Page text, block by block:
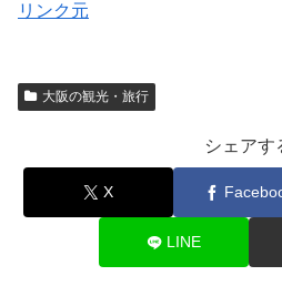
リンク元
大阪の観光・旅行
シェアす
X
LINE